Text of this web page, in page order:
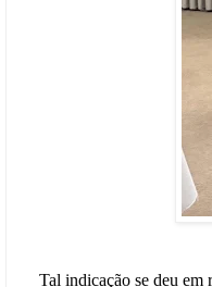
Tal indicação se deu